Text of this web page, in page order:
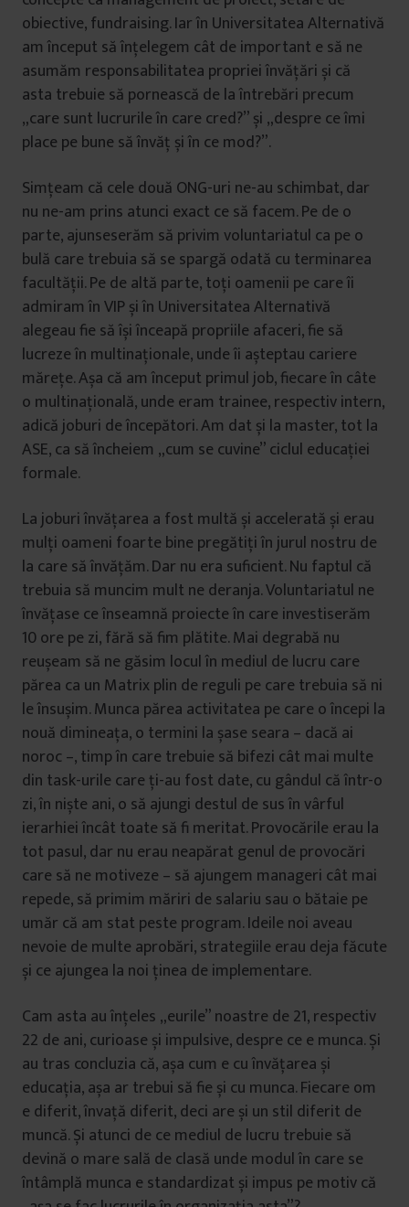
obiective, fundraising. Iar în Universitatea Alternativă
am început să înțelegem cât de important e să ne
asumăm responsabilitatea propriei învățări și că
asta trebuie să pornească de la întrebări precum
„care sunt lucrurile în care cred?” și „despre ce îmi
place pe bune să învăț și în ce mod?”.
Simțeam că cele două ONG-uri ne-au schimbat, dar
nu ne-am prins atunci exact ce să facem. Pe de o
parte, ajunseserăm să privim voluntariatul ca pe o
bulă care trebuia să se spargă odată cu terminarea
facultății. Pe de altă parte, toți oamenii pe care îi
admiram în VIP și în Universitatea Alternativă
alegeau fie să își înceapă propriile afaceri, fie să
lucreze în multinaționale, unde îi așteptau cariere
mărețe. Așa că am început primul job, fiecare în câte
o multinațională, unde eram trainee, respectiv intern,
adică joburi de începători. Am dat și la master, tot la
ASE, ca să încheiem „cum se cuvine” ciclul educației
formale.
La joburi învățarea a fost multă și accelerată și erau
mulți oameni foarte bine pregătiți în jurul nostru de
la care să învățăm. Dar nu era suficient. Nu faptul că
trebuia să muncim mult ne deranja. Voluntariatul ne
învățase ce înseamnă proiecte în care investiserăm
10 ore pe zi, fără să fim plătite. Mai degrabă nu
reușeam să ne găsim locul în mediul de lucru care
părea ca un Matrix plin de reguli pe care trebuia să ni
le însușim. Munca părea activitatea pe care o începi la
nouă dimineața, o termini la șase seara – dacă ai
noroc –, timp în care trebuie să bifezi cât mai multe
din task-urile care ți-au fost date, cu gândul că într-o
zi, în niște ani, o să ajungi destul de sus în vârful
ierarhiei încât toate să fi meritat. Provocările erau la
tot pasul, dar nu erau neapărat genul de provocări
care să ne motiveze – să ajungem manageri cât mai
repede, să primim măriri de salariu sau o bătaie pe
umăr că am stat peste program. Ideile noi aveau
nevoie de multe aprobări, strategiile erau deja făcute
și ce ajungea la noi ținea de implementare.
Cam asta au înțeles „eurile” noastre de 21, respectiv
22 de ani, curioase și impulsive, despre ce e munca. Și
au tras concluzia că, așa cum e cu învățarea și
educația, așa ar trebui să fie și cu munca. Fiecare om
e diferit, învață diferit, deci are și un stil diferit de
muncă. Și atunci de ce mediul de lucru trebuie să
devină o mare sală de clasă unde modul în care se
întâmplă munca e standardizat și impus pe motiv că